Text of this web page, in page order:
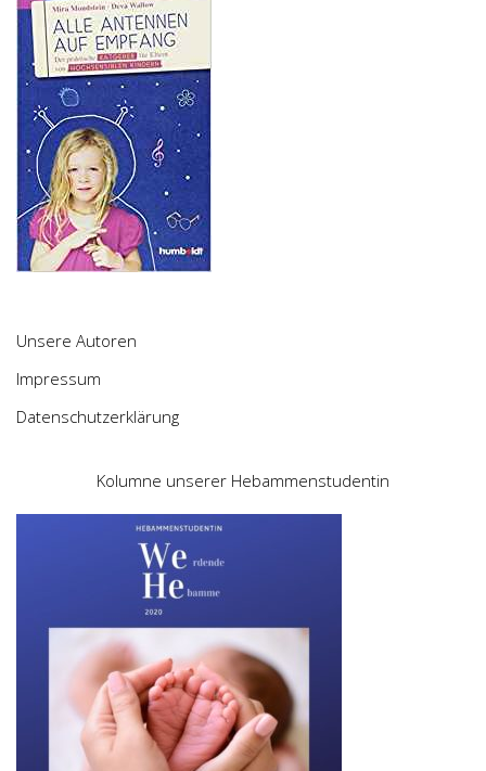
Unsere Autoren
Impressum
Datenschutzerklärung
Kolumne unserer Hebammenstudentin